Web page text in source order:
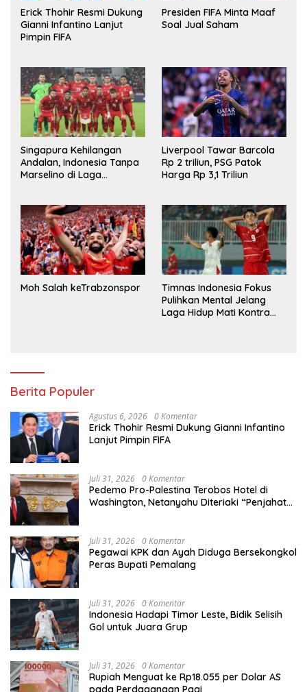
Erick Thohir Resmi Dukung
Gianni Infantino Lanjut
Pimpin FIFA
Presiden FIFA Minta Maaf
Soal Jual Saham
Singapura Kehilangan
Andalan, Indonesia Tanpa
Marselino di Laga
Liverpool Tawar Barcola
Rp 2 triliun, PSG Patok
Harga Rp 3,1 Triliun
Moh Salah keTrabzonspor
Timnas Indonesia Fokus
Pulihkan Mental Jelang
Laga Hidup Mati Kontra
Berita Populer
Agustus 6, 2026 0 Komentar
Erick Thohir Resmi Dukung Gianni Infantino
Lanjut Pimpin FIFA
Juli 31, 2026 0 Komentar
Pedemo Pro-Palestina Terobos Hotel di
Washington, Netanyahu Diteriaki “Penjahat
Juli 31, 2026 0 Komentar
Pegawai KPK dan Ayah Diduga Bersekongkol
Peras Bupati Pemalang
Juli 31, 2026 0 Komentar
Indonesia Hadapi Timor Leste, Bidik Selisih
Gol untuk Juara Grup
Juli 31, 2026 0 Komentar
Rupiah Menguat ke Rp18.055 per Dolar AS
pada Perdagangan Pagi